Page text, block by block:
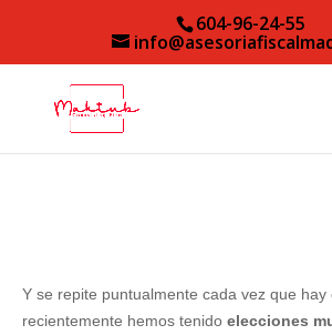
604-96-24-55
Y se repite puntualmente cada vez que hay
recientemente hemos tenidoelecciones